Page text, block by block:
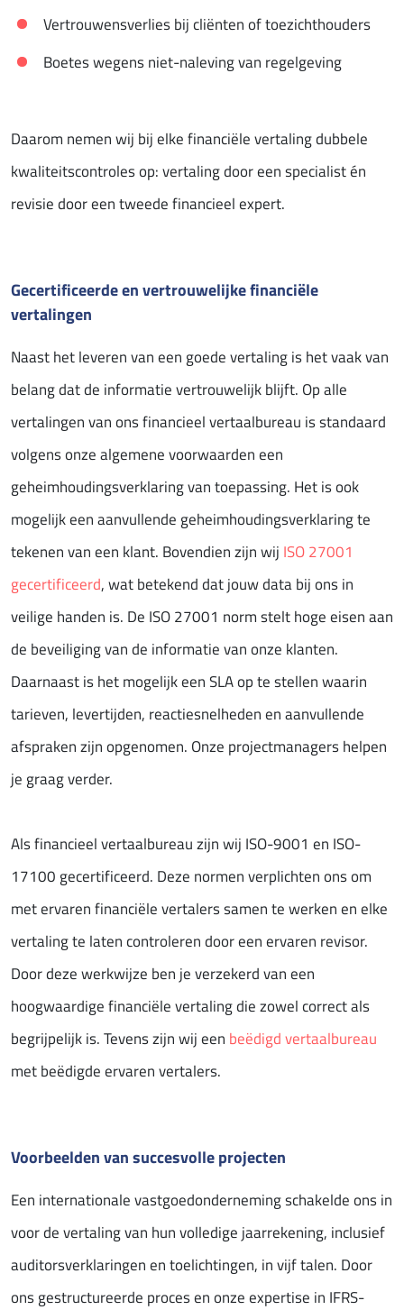
Vertrouwensverlies bij cliënten of toezichthouders
Boetes wegens niet-naleving van regelgeving
Daarom nemen wij bij elke financiële vertaling dubbele
kwaliteitscontroles op: vertaling door een specialist én
revisie door een tweede financieel expert.
Gecertificeerde en vertrouwelijke financiële
vertalingen
Naast het leveren van een goede vertaling is het vaak van
belang dat de informatie vertrouwelijk blijft. Op alle
vertalingen van ons financieel vertaalbureau is standaard
volgens onze algemene voorwaarden een
geheimhoudingsverklaring van toepassing. Het is ook
mogelijk een aanvullende geheimhoudingsverklaring te
tekenen van een klant. Bovendien zijn wij ISO 27001
gecertificeerd, wat betekend dat jouw data bij ons in
veilige handen is. De ISO 27001 norm stelt hoge eisen aan
de beveiliging van de informatie van onze klanten.
Daarnaast is het mogelijk een SLA op te stellen waarin
tarieven, levertijden, reactiesnelheden en aanvullende
afspraken zijn opgenomen. Onze projectmanagers helpen
je graag verder.
Als financieel vertaalbureau zijn wij ISO-9001 en ISO-
17100 gecertificeerd. Deze normen verplichten ons om
met ervaren financiële vertalers samen te werken en elke
vertaling te laten controleren door een ervaren revisor.
Door deze werkwijze ben je verzekerd van een
hoogwaardige financiële vertaling die zowel correct als
begrijpelijk is. Tevens zijn wij een beëdigd vertaalbureau
met beëdigde ervaren vertalers.
Voorbeelden van succesvolle projecten
Een internationale vastgoedonderneming schakelde ons in
voor de vertaling van hun volledige jaarrekening, inclusief
auditorsverklaringen en toelichtingen, in vijf talen. Door
ons gestructureerde proces en onze expertise in IFRS-